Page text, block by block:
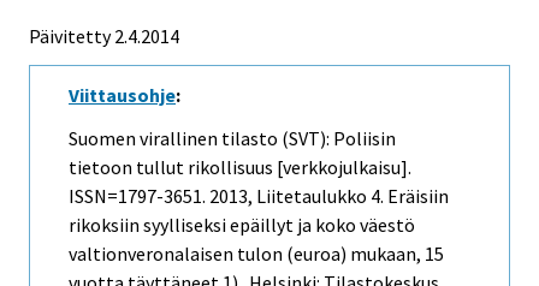
Päivitetty 2.4.2014
Viittausohje:
Suomen virallinen tilasto (SVT): Poliisin
tietoon tullut rikollisuus [verkkojulkaisu].
ISSN=1797-3651. 2013, Liitetaulukko 4. Eräisiin
rikoksiin syylliseksi epäillyt ja koko väestö
valtionveronalaisen tulon (euroa) mukaan, 15